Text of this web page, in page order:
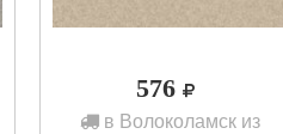
576
в Волоколамск из